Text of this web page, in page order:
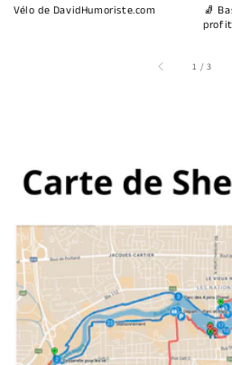
Vélo de DavidHumoriste.com
🧦
1 /sur
3